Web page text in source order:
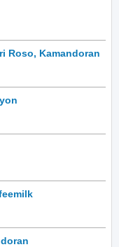
Roso, Kamandoran